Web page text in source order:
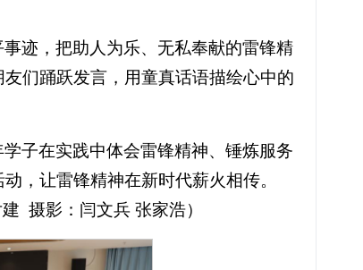
迹，把助人为乐、无私奉献的雷锋精
们踊跃发言，用童真话语描绘心中的
子在实践中体会雷锋精神、锤炼服务
，让雷锋精神在新时代薪火相传。
摄影：闫文兵 张家浩）